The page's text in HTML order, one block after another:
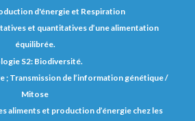
d'énergie et Respiration
et quantitatives d’une alimentation
équilibrée.
S2: Biodiversité.
; Transmission de l’information génétique /
Mitose
aliments et production d’énergie chez les